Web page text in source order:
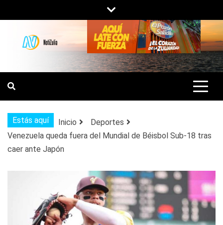
al
contenido
NOTIZULIA
NOTICIAS DEL ZULIA, VENEZUELA Y
DE INTERÉS GENERAL.
Estás aquí Inicio
Deportes
Venezuela queda fuera del Mundial de Béisbol Sub-18 tras
caer ante Japón